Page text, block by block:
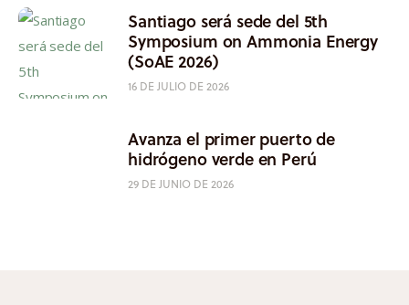
Santiago será sede del 5th
Symposium on Ammonia Energy
(SoAE 2026)
16 DE JULIO DE 2026
Avanza el primer puerto de
hidrógeno verde en Perú
29 DE JUNIO DE 2026